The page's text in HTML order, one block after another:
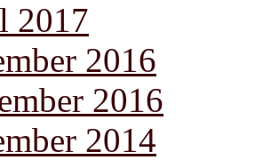
2017
2016
2016
2014